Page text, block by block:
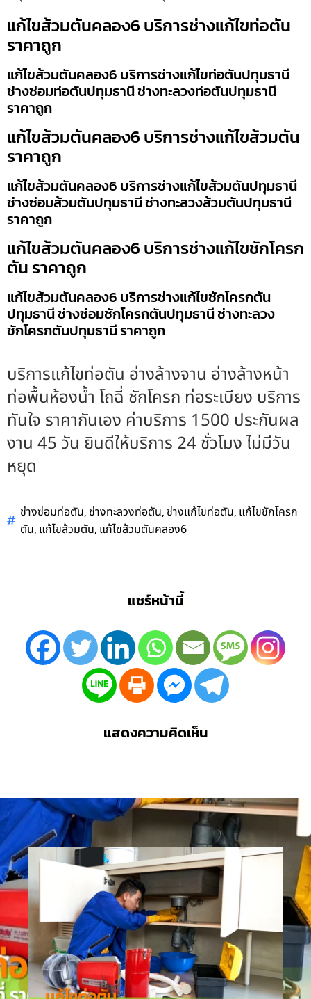
แก้ไขส้วมตันคลอง6 บริการช่างแก้ไขท่อตัน
ราคาถูก
แก้ไขส้วมตันคลอง6 บริการช่างแก้ไขท่อตันปทุมธานี
ช่างซ่อมท่อตันปทุมธานี ช่างทะลวงท่อตันปทุมธานี
ราคาถูก
แก้ไขส้วมตันคลอง6 บริการช่างแก้ไขส้วมตัน
ราคาถูก
แก้ไขส้วมตันคลอง6 บริการช่างแก้ไขส้วมตันปทุมธานี
ช่างซ่อมส้วมตันปทุมธานี ช่างทะลวงส้วมตันปทุมธานี
ราคาถูก
แก้ไขส้วมตันคลอง6 บริการช่างแก้ไขชักโครก
ตัน ราคาถูก
แก้ไขส้วมตันคลอง6 บริการช่างแก้ไขชักโครกตัน
ปทุมธานี ช่างซ่อมชักโครกตันปทุมธานี ช่างทะลวง
ชักโครกตันปทุมธานี ราคาถูก
บริการแก้ไขท่อตัน อ่างล้างจาน อ่างล้างหน้า
ท่อพื้นห้องน้ำ โถฉี่ ชักโครก ท่อระเบียง บริการ
ทันใจ ราคากันเอง ค่าบริการ 1500 ประกันผล
งาน 45 วัน ยินดีให้บริการ 24 ชั่วโมง ไม่มีวัน
หยุด
ช่างซ่อมท่อตัน, ช่างทะลวงท่อตัน, ช่างแก้ไขท่อตัน, แก้ไขชักโครก
ตัน, แก้ไขส้วมตัน, แก้ไขส้วมตันคลอง6
แชร์หน้านี้
แสดงความคิดเห็น